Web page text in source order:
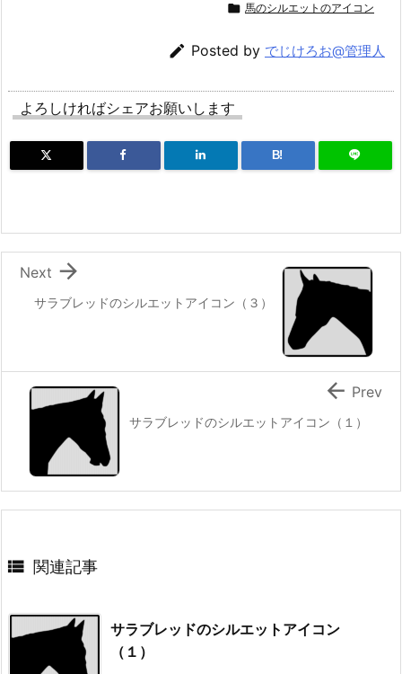
 馬のシルエットのアイコン
 Posted by でじけろお@管理人
よろしければシェアお願いします
B!
サラブレッドのシルエットアイコン（３）

Next
サラブレッドのシルエットアイコン（１）
 Prev
 関連記事
サラブレッドのシルエットアイコン
（１）